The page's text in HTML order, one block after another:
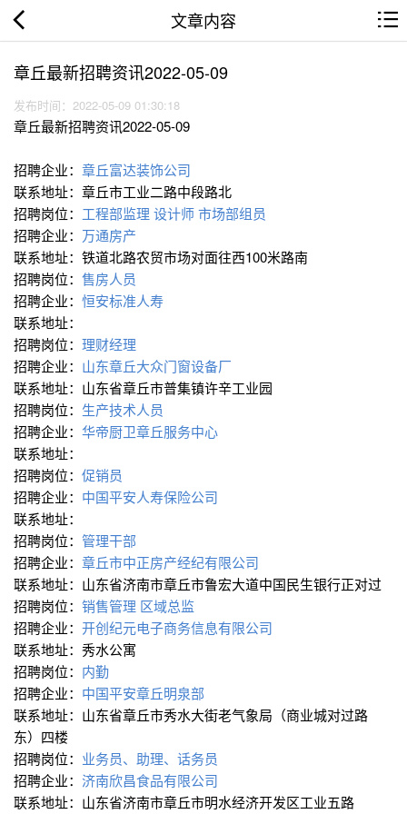
文章内容
章丘最新招聘资讯2022-05-09
发布时间：2022-05-09 01:30:18
章丘最新招聘资讯2022-05-09
招聘企业： 章丘富达装饰公司
联系地址：章丘市工业二路中段路北
招聘岗位： 工程部监理 设计师市场部组员
招聘企业： 万通房产
联系地址：铁道北路农贸市场对面往西100米路南
招聘岗位： 售房人员
招聘企业： 恒安标准人寿
联系地址：
招聘岗位： 理财经理
招聘企业： 山东章丘大众门窗设备厂
联系地址：山东省章丘市普集镇许辛工业园
招聘岗位： 生产技术人员
招聘企业： 华帝厨卫章丘服务中心
联系地址：
招聘岗位： 促销员
招聘企业： 中国平安人寿保险公司
联系地址：
招聘岗位： 管理干部
招聘企业： 章丘市中正房产经纪有限公司
联系地址：山东省济南市章丘市鲁宏大道中国民生银行正对过
招聘岗位： 销售管理 区域总监
招聘企业： 开创纪元电子商务信息有限公司
联系地址：秀水公寓
招聘岗位： 内勤
招聘企业： 中国平安章丘明泉部
联系地址：山东省章丘市秀水大街老气象局（商业城对过路
东）四楼
招聘岗位： 业务员、助理、话务员
招聘企业： 济南欣昌食品有限公司
联系地址：山东省济南市章丘市明水经济开发区工业五路